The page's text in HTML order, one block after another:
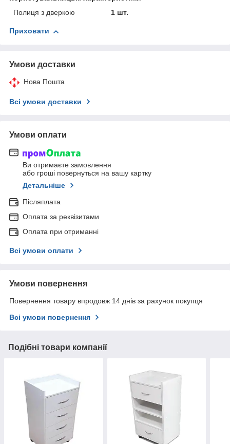
Полиця з дверкою
1 шт.
Приховати
Умови доставки
Нова Пошта
Всі умови доставки
Умови оплати
Ви отримаєте замовлення
або гроші повернуться на вашу картку
Детальніше
Післяплата
Оплата за реквізитами
Оплата при отриманні
Всі умови оплати
Умови повернення
Повернення товару впродовж 14 днів за рахунок покупця
Всі умови повернення
Подібні товари компанії